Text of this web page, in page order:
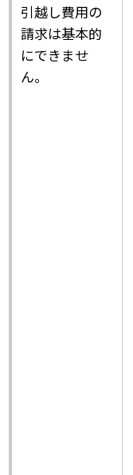
引越し費用の
請求は基本的
にできませ
ん。